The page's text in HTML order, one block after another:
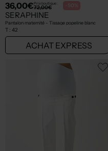
36,00€Prix boutique :
72,00€ -50%
SERAPHINE
Pantalon maternité - Tissage popeline blanc
T : 42
ACHAT EXPRESS